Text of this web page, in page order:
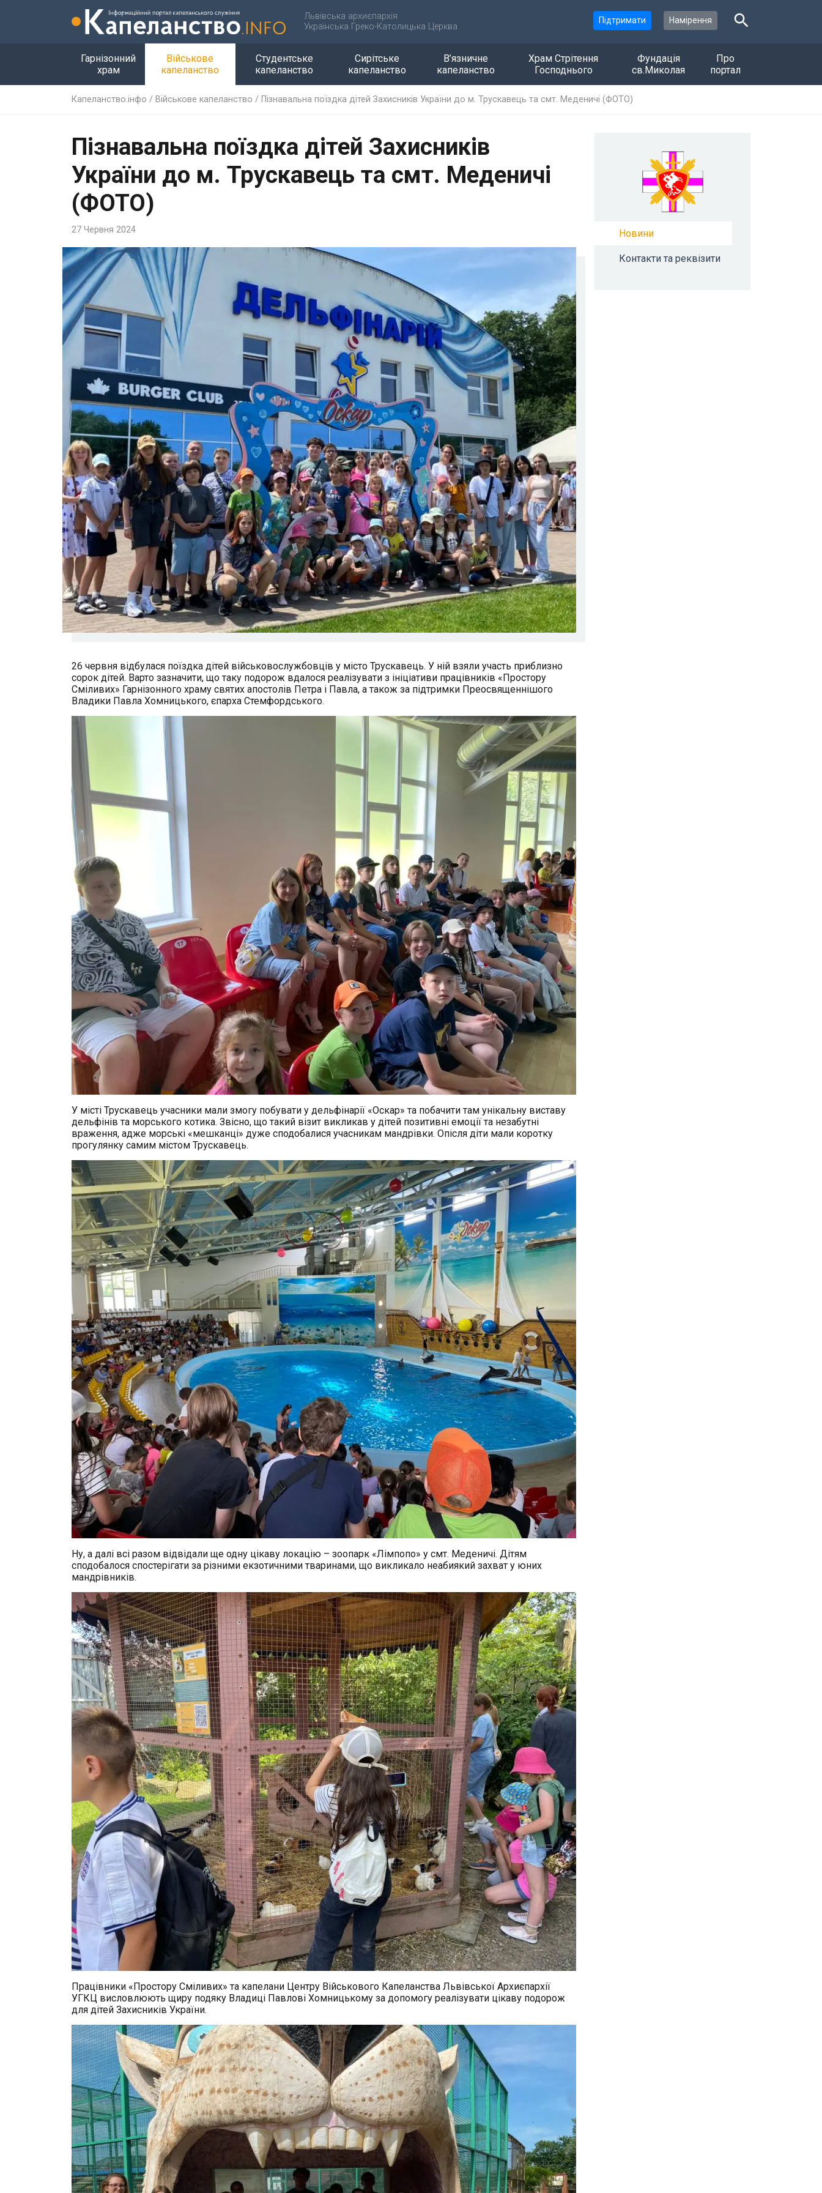
Львівська архиєпархія
Українська Греко-Католицька Церква
Підтримати Намірення
Гарнізонний
храм
Військове
капеланство
Студентське
капеланство
Сирітське
капеланство
В’язничне
капеланство
Храм Стрітення
Господнього
Фундація
св.Миколая
Про
портал
Капеланство.інфо / Військове капеланство / Пізнавальна поїздка дітей Захисників України до м. Трускавець та смт. Меденичі (ФОТО)
Пізнавальна поїздка дітей Захисників
України до м. Трускавець та смт. Меденичі
(ФОТО)
27 Червня 2024
26 червня відбулася поїздка дітей військовослужбовців у місто Трускавець. У ній взяли участь приблизно
сорок дітей. Варто зазначити, що таку подорож вдалося реалізувати з ініціативи працівників «Простору
Сміливих» Гарнізонного храму святих апостолів Петра і Павла, а також за підтримки Преосвященнішого
Владики Павла Хомницького, єпарха Стемфордського.
У місті Трускавець учасники мали змогу побувати у дельфінарії «Оскар» та побачити там унікальну виставу
дельфінів та морського котика. Звісно, що такий візит викликав у дітей позитивні емоції та незабутні
враження, адже морські «мешканці» дуже сподобалися учасникам мандрівки. Опісля діти мали коротку
прогулянку самим містом Трускавець.
Ну, а далі всі разом відвідали ще одну цікаву локацію – зоопарк «Лімпопо» у смт. Меденичі. Дітям
сподобалося спостерігати за різними екзотичними тваринами, що викликало неабиякий захват у юних
мандрівників.
Працівники «Простору Сміливих» та капелани Центру Військового Капеланства Львівської Архиєпархії
УГКЦ висловлюють щиру подяку Владиці Павлові Хомницькому за допомогу реалізувати цікаву подорож
для дітей Захисників України.
Новини
Контакти та реквізити